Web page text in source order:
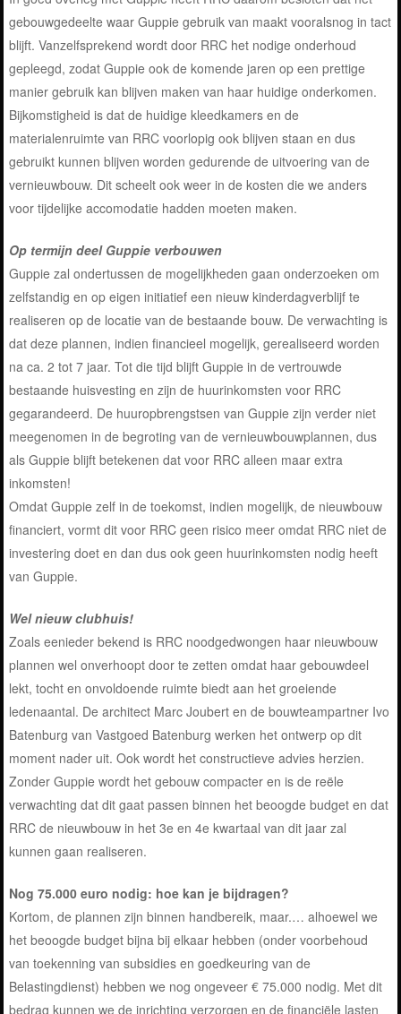
gebouwgedeelte waar Guppie gebruik van maakt vooralsnog in tact
blijft. Vanzelfsprekend wordt door RRC het nodige onderhoud
gepleegd, zodat Guppie ook de komende jaren op een prettige
manier gebruik kan blijven maken van haar huidige onderkomen.
Bijkomstigheid is dat de huidige kleedkamers en de
materialenruimte van RRC voorlopig ook blijven staan en dus
gebruikt kunnen blijven worden gedurende de uitvoering van de
vernieuwbouw. Dit scheelt ook weer in de kosten die we anders
voor tijdelijke accomodatie hadden moeten maken.
Op termijn deel Guppie verbouwen
Guppie zal ondertussen de mogelijkheden gaan onderzoeken om
zelfstandig en op eigen initiatief een nieuw kinderdagverblijf te
realiseren op de locatie van de bestaande bouw. De verwachting is
dat deze plannen, indien financieel mogelijk, gerealiseerd worden
na ca. 2 tot 7 jaar. Tot die tijd blijft Guppie in de vertrouwde
bestaande huisvesting en zijn de huurinkomsten voor RRC
gegarandeerd. De huuropbrengstsen van Guppie zijn verder niet
meegenomen in de begroting van de vernieuwbouwplannen, dus
als Guppie blijft betekenen dat voor RRC alleen maar extra
inkomsten!
Omdat Guppie zelf in de toekomst, indien mogelijk, de nieuwbouw
financiert, vormt dit voor RRC geen risico meer omdat RRC niet de
investering doet en dan dus ook geen huurinkomsten nodig heeft
van Guppie.
Wel nieuw clubhuis!
Zoals eenieder bekend is RRC noodgedwongen haar nieuwbouw
plannen wel onverhoopt door te zetten omdat haar gebouwdeel
lekt, tocht en onvoldoende ruimte biedt aan het groeiende
ledenaantal. De architect Marc Joubert en de bouwteampartner Ivo
Batenburg van Vastgoed Batenburg werken het ontwerp op dit
moment nader uit. Ook wordt het constructieve advies herzien.
Zonder Guppie wordt het gebouw compacter en is de reële
verwachting dat dit gaat passen binnen het beoogde budget en dat
RRC de nieuwbouw in het 3e en 4e kwartaal van dit jaar zal
kunnen gaan realiseren.
Nog 75.000 euro nodig: hoe kan je bijdragen?
Kortom, de plannen zijn binnen handbereik, maar.… alhoewel we
het beoogde budget bijna bij elkaar hebben (onder voorbehoud
van toekenning van subsidies en goedkeuring van de
Belastingdienst) hebben we nog ongeveer € 75.000 nodig. Met dit
bedrag kunnen we de inrichting verzorgen en de financiële lasten